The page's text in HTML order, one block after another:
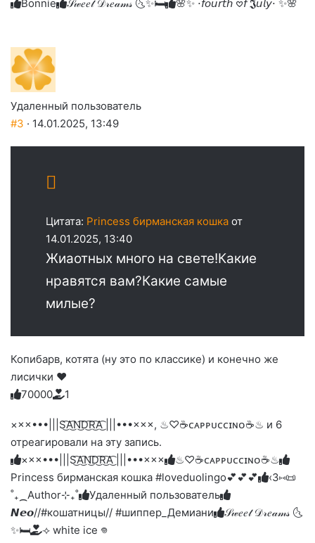
Bonnie
𝒮𝓌𝑒𝑒𝓉 𝒟𝓇𝑒𝒶𝓂𝓈 🌜✨🛏️ 🌸✨ ⋅𝘧𝘰𝘶𝘳𝘵𝘩 𖹭𝘧 𝕵𝘶𝘭𝘺⋅ ✨🌸
Удаленный пользователь
#3 · 14.01.2025, 13:49
Цитата: Princess бирманская кошка от
14.01.2025, 13:40
Жиаотных много на свете!Какие
нравятся вам?Какие самые
милые?
Копибарв, котята (ну это по классике) и конечно же
лисички ♥️
Голосуйте
вверх.
7
Нажмите
реакцию:
улыбаюсь
0
Нажмите
реакцию:
смеюсь
до
слез
0
Нажмите
реакцию:
печаль
0
Нажмите
реакцию:
плачу
0
Нажмите
благодарю
1
×××•••|||S͜͡A͜͡N͜͡D͜͡R͜͡A͜͡ |||•••×××, ♨♡☕️ᴄᴀᴘᴘᴜᴄᴄɪɴᴏ☕️♨ и 6
отреагировали на эту запись.
×××•••|||S͜͡A͜͡N͜͡D͜͡R͜͡A͜͡ |||•••×××
♨♡☕️ᴄᴀᴘᴘᴜᴄᴄɪɴᴏ☕️♨
Princess бирманская кошка #loveduolingo💕💕💕
‹3⑅📜
˚₊⁔Author⊹₊˚
Удаленный пользователь
𝙉𝙚𝙤//#кошатницы// #шиппер_Демиани
𝒮𝓌𝑒𝑒𝓉 𝒟𝓇𝑒𝒶𝓂𝓈 🌜
✨🛏️
⟢ white ice 𖦹